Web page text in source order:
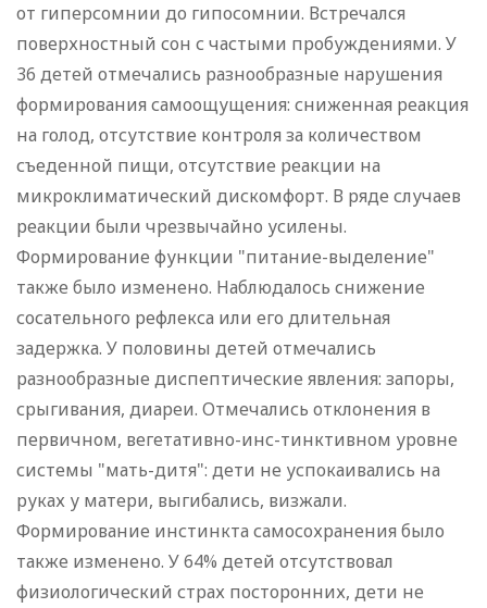
от гиперсомнии до гипосомнии. Встречался
поверхностный сон с частыми пробуждениями. У
36 детей отмечались разнообразные нарушения
формирования самоощущения: сниженная реакция
на голод, отсутствие контроля за количеством
съеденной пищи, отсутствие реакции на
микроклиматический дискомфорт. В ряде случаев
реакции были чрезвычайно усилены.
Формирование функции "питание-выделение"
также было изменено. Наблюдалось снижение
сосательного рефлекса или его длительная
задержка. У половины детей отмечались
разнообразные диспептические явления: запоры,
срыгивания, диареи. Отмечались отклонения в
первичном, вегетативно-инс-тинктивном уровне
системы "мать-дитя": дети не успокаивались на
руках у матери, выгибались, визжали.
Формирование инстинкта самосохранения было
также изменено. У 64% детей отсутствовал
физиологический страх посторонних, дети не